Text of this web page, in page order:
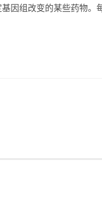
因组改变的某些药物。